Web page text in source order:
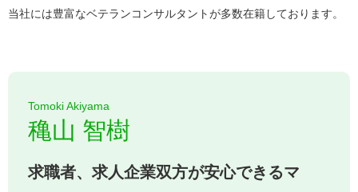
当社には豊富なベテランコンサルタントが多数在籍しております。
Tomoki Akiyama
穐山 智樹
求職者、求人企業双方が安心できるマ